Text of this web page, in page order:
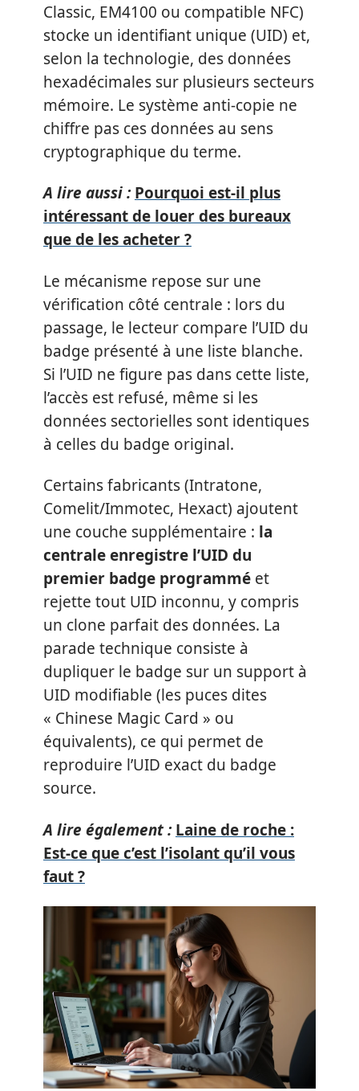
Classic, EM4100 ou compatible NFC)
stocke un identifiant unique (UID) et,
selon la technologie, des données
hexadécimales sur plusieurs secteurs
mémoire. Le système anti-copie ne
chiffre pas ces données au sens
cryptographique du terme.
A lire aussi : Pourquoi est-il plus
intéressant de louer des bureaux
que de les acheter ?
Le mécanisme repose sur une
vérification côté centrale : lors du
passage, le lecteur compare l’UID du
badge présenté à une liste blanche.
Si l’UID ne figure pas dans cette liste,
l’accès est refusé, même si les
données sectorielles sont identiques
à celles du badge original.
Certains fabricants (Intratone,
Comelit/Immotec, Hexact) ajoutent
une couche supplémentaire : la
centrale enregistre l’UID du
premier badge programmé et
rejette tout UID inconnu, y compris
un clone parfait des données. La
parade technique consiste à
dupliquer le badge sur un support à
UID modifiable (les puces dites
« Chinese Magic Card » ou
équivalents), ce qui permet de
reproduire l’UID exact du badge
source.
A lire également : Laine de roche :
Est-ce que c’est l’isolant qu’il vous
faut ?